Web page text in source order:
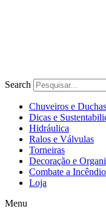
Search
Chuveiros e Duchas
Dicas e
Hidráulica
Ralos e Válvulas
Torneiras
Decoração e
Combate a Incêndio
Loja
Menu